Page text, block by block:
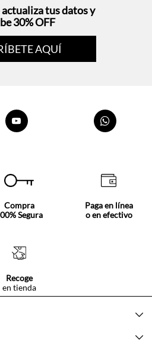
tus datos y
30% OFF
AQUÍ
Compra
Segura
Paga en línea
o en efectivo
Recoge
en tienda